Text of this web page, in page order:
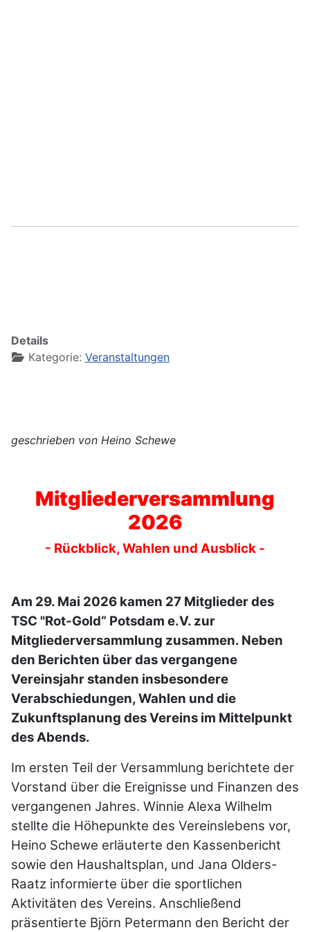
Details
Kategorie: Veranstaltungen
geschrieben von Heino Schewe
Mitgliederversammlung
2026
- Rückblick, Wahlen und Ausblick -
Am 29. Mai 2026 kamen 27 Mitglieder des
TSC "Rot-Gold“ Potsdam e.V. zur
Mitgliederversammlung zusammen. Neben
den Berichten über das vergangene
Vereinsjahr standen insbesondere
Verabschiedungen, Wahlen und die
Zukunftsplanung des Vereins im Mittelpunkt
des Abends.
Im ersten Teil der Versammlung berichtete der
Vorstand über die Ereignisse und Finanzen des
vergangenen Jahres. Winnie Alexa Wilhelm
stellte die Höhepunkte des Vereinslebens vor,
Heino Schewe erläuterte den Kassenbericht
sowie den Haushaltsplan, und Jana Olders-
Raatz informierte über die sportlichen
Aktivitäten des Vereins. Anschließend
präsentierte Björn Petermann den Bericht der